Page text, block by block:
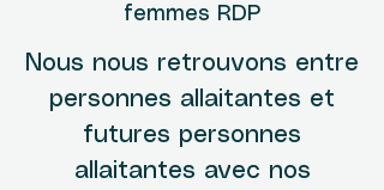
femmes RDP
Nous nous retrouvons entre
personnes allaitantes et
futures personnes
allaitantes avec nos